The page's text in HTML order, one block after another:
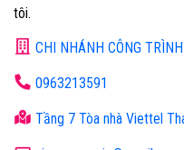
tôi.
CHI NHÁNH CÔNG
0963213591
Tầng 7 Tòa nhà Viettel